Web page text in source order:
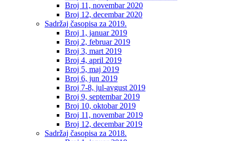
Broj 11, novembar 2020
Broj 12, decembar 2020
Sadržaj časopisa za 2019.
Broj 1, januar 2019
Broj 2, februar 2019
Broj 3, mart 2019
Broj 4, april 2019
Broj 5, maj 2019
Broj 6, jun 2019
Broj 7-8, jul-avgust 2019
Broj 9, septembar 2019
Broj 10, oktobar 2019
Broj 11, novembar 2019
Broj 12, decembar 2019
Sadržaj časopisa za 2018.